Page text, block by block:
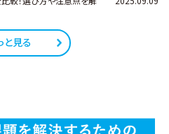
と見る